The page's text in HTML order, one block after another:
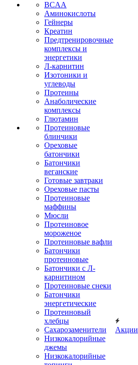
BCAA
Аминокислоты
Гейнеры
Креатин
Предтренировочные
комплексы и
энергетики
Л-карнитин
Изотоники и
углеводы
Протеины
Анаболические
комплексы
Глютамин
Протеиновые
блинчики
Ореховые
батончики
Батончики
веганские
Готовые завтраки
Ореховые пасты
Протеиновые
маффины
Мюсли
Протеиновое
мороженое
Протеиновые вафли
Батончики
протеиновые
Батончики с Л-
карнитином
Протеиновые снеки
Батончики
энергетические
Протеиновый
хлебцы
Сахарозаменители
Низкокалорийные
джемы
Низкокалорийные
Акции